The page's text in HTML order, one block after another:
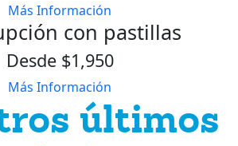
Más Información
con pastillas
Desde $1,950
Más Información
últimos